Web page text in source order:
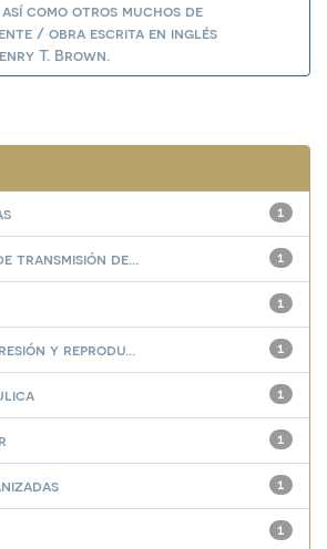
así como otros muchos de
/ obra escrita en inglés
T. Brown.
1
1
transmisión de...
1
1
y reprodu...
1
1
1
1